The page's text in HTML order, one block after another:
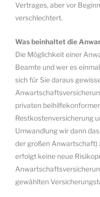
Vertrages, aber vor
verschlechtert.
Was beinhaltet die
Die Möglichkeit einer
Beamte und wer es
sich für Sie daraus
privaten
Restkostenversicherung
Umwandlung wir dann
der großen Anwartschaft)
erfolgt keine neue
gewählten